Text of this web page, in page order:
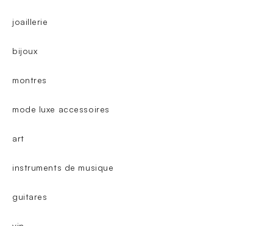
joaillerie
bijoux
montres
mode luxe accessoires
art
instruments de musique
guitares